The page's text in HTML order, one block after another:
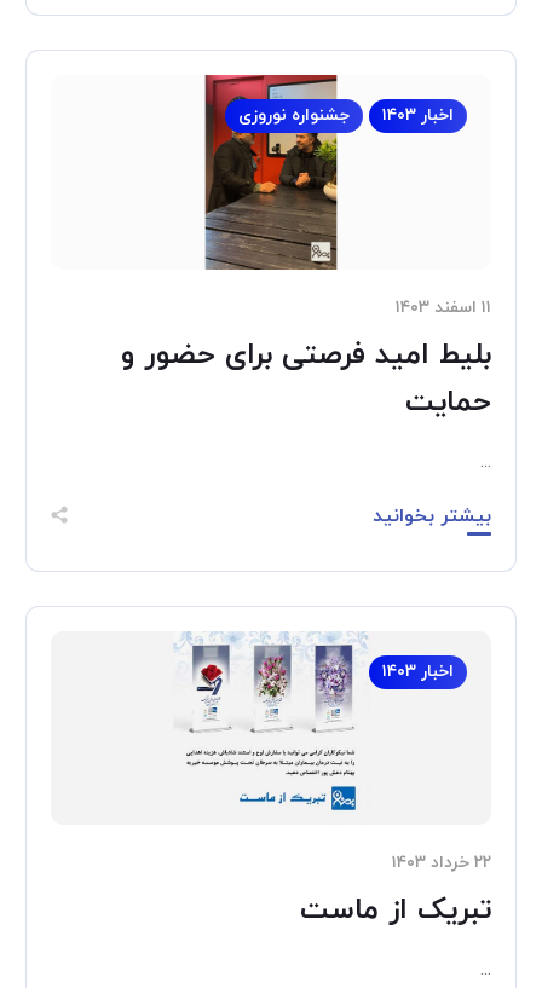
اخبار ۱۴۰۳ جشنواره نوروزی
۱۱ اسفند ۱۴۰۳
بلیط امید فرصتی برای حضور و
حمایت
...
بیشتر بخوانید
اخبار ۱۴۰۳
۲۲ خرداد ۱۴۰۳
تبریک از ماست
...